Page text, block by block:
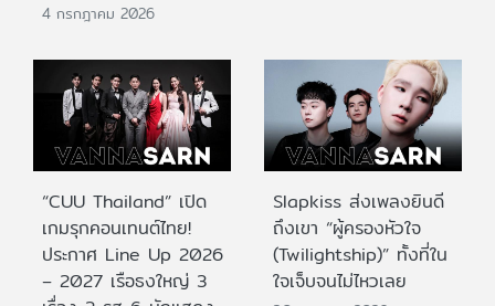
4 กรกฎาคม 2026
“CUU Thailand” เปิด
เกมรุกคอนเทนต์ไทย!
ประกาศ Line Up 2026
– 2027 เรือธงใหญ่ 3
Slapkiss ส่งเพลงยินดี
ถึงเขา “ผู้ครองหัวใจ
(Twilightship)” ทั้งที่ใน
ใจเจ็บจนไม่ไหวเลย